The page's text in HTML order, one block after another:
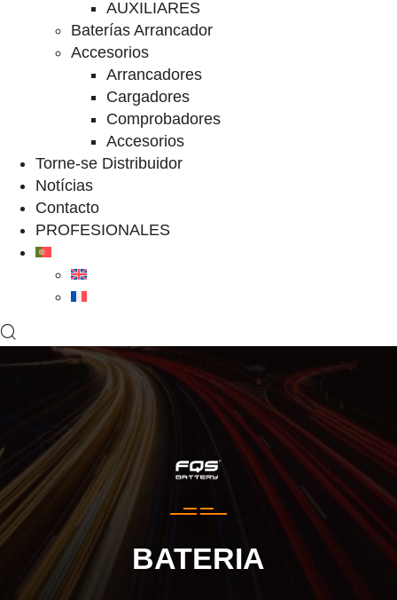
AUXILIARES
Baterías Arrancador
Accesorios
Arrancadores
Cargadores
Comprobadores
Accesorios
Torne-se Distribuidor
Notícias
Contacto
PROFESIONALES
BATERIA